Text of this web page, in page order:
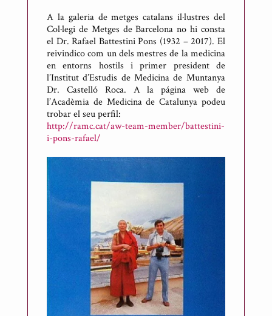
A la galeria de metges catalans il·lustres del
Col·legi de Metges de Barcelona no hi consta
el Dr. Rafael Battestini Pons (1932 – 2017). El
reivindico com un dels mestres de la medicina
en entorns hostils i primer president de
l’Institut d’Estudis de Medicina de Muntanya
Dr. Castelló Roca. A la página web de
l’Acadèmia de Medicina de Catalunya podeu
trobar el seu perfil:
http://ramc.cat/aw-team-member/battestini-
i-pons-rafael/